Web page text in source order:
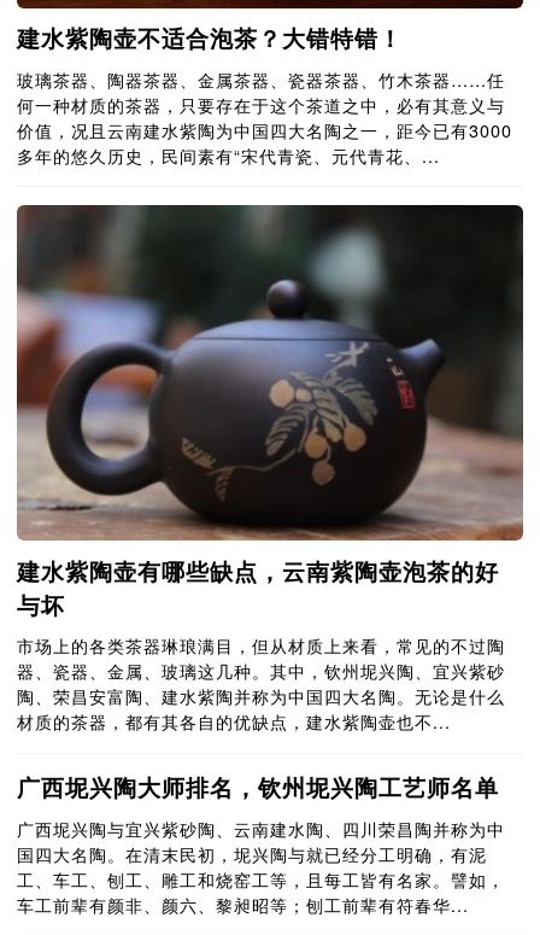
建水紫陶壶不适合泡茶？大错特错！
玻璃茶器、陶器茶器、金属茶器、瓷器茶器、竹木茶器……任
何一种材质的茶器，只要存在于这个茶道之中，必有其意义与
价值，况且云南建水紫陶为中国四大名陶之一，距今已有3000
多年的悠久历史，民间素有“宋代青瓷、元代青花、...
建水紫陶壶有哪些缺点，云南紫陶壶泡茶的好
与坏
市场上的各类茶器琳琅满目，但从材质上来看，常见的不过陶
器、瓷器、金属、玻璃这几种。其中，钦州坭兴陶、宜兴紫砂
陶、荣昌安富陶、建水紫陶并称为中国四大名陶。无论是什么
材质的茶器，都有其各自的优缺点，建水紫陶壶也不...
广西坭兴陶大师排名，钦州坭兴陶工艺师名单
广西坭兴陶与宜兴紫砂陶、云南建水陶、四川荣昌陶并称为中
国四大名陶。在清末民初，坭兴陶与就已经分工明确，有泥
工、车工、刨工、雕工和烧窑工等，且每工皆有名家。譬如，
车工前辈有颜非、颜六、黎昶昭等；刨工前辈有符春华...